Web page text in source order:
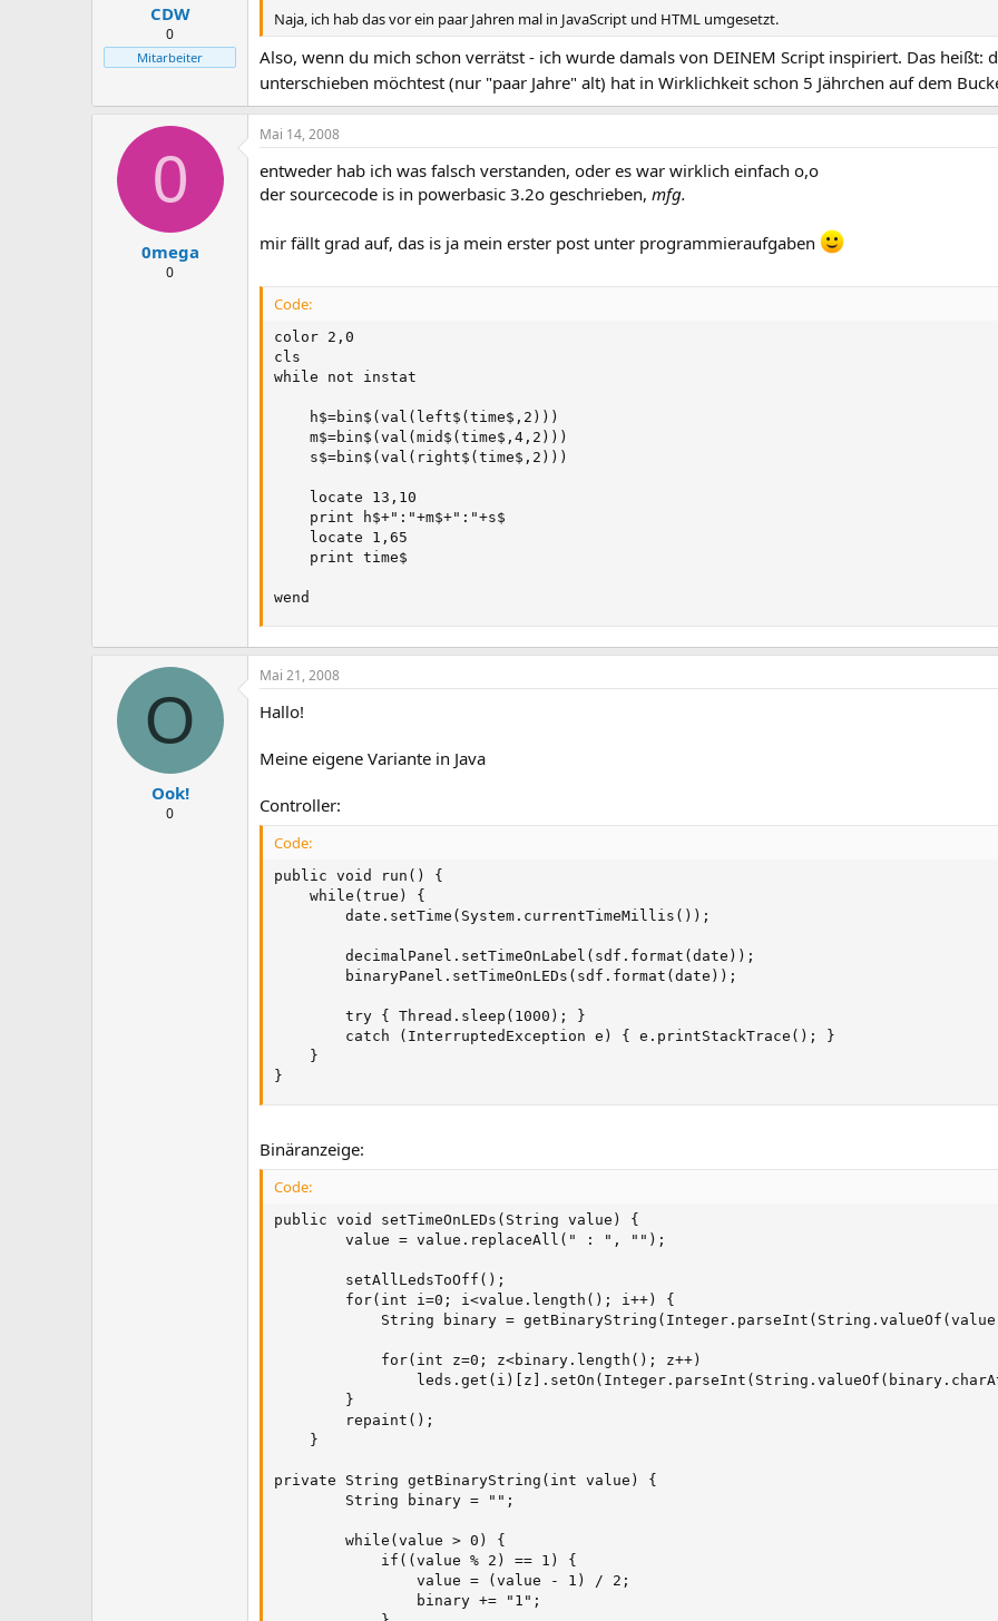
CDW
0
Mitarbeiter
Naja, ich hab das vor ein paar Jahren mal in JavaScript und HTML umgesetzt.
Also, wenn du mich schon verrätst - ich wurde damals von DEINEM Script inspiriert. Das heißt:
unterschieben möchtest (nur "paar Jahre" alt) hat in Wirklichkeit schon 5 Jährchen auf dem
0
0mega
0
Mai 14, 2008
entweder hab ich was falsch verstanden, oder es war wirklich einfach o,o
der sourcecode is in powerbasic 3.2o geschrieben, mfg.
mir fällt grad auf, das is ja mein erster post unter programmieraufgaben
Code:
color 2,0
cls
while not instat
    h$=bin$(val(left$(time$,2)))
    m$=bin$(val(mid$(time$,4,2)))
    s$=bin$(val(right$(time$,2)))
    locate 13,10
    print h$+":"+m$+":"+s$
    locate 1,65
    print time$
wend
O
Ook!
0
Mai 21, 2008
Hallo!
Meine eigene Variante in Java
Controller:
Code:
public void run() {
}
Binäranzeige:
Code:
public void setTimeOnLEDs(String value) {
private String getBinaryString(int value) {